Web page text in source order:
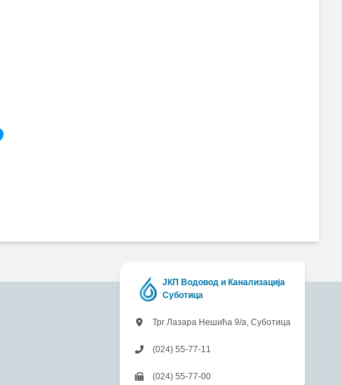
ЈКП Водовод и Канализација
Суботица
Трг Лазара Нешића 9/а, Суботица
(024) 55-77-11
(024) 55-77-00